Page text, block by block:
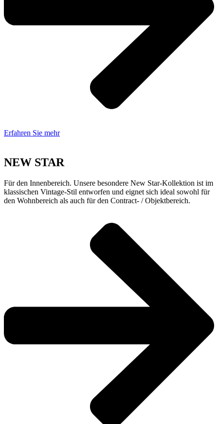
Erfahren Sie mehr
NEW STAR
Für den Innenbereich. Unsere besondere New Star-Kollektion ist im
klassischen Vintage-Stil entworfen und eignet sich ideal sowohl für
den Wohnbereich als auch für den Contract- / Objektbereich.